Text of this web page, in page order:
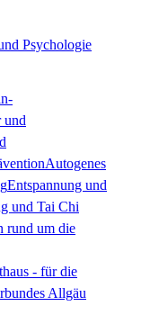
Psychologie
und
Autogenes
Entspannung und
und Tai Chi
rund um die
- für die
Allgäu